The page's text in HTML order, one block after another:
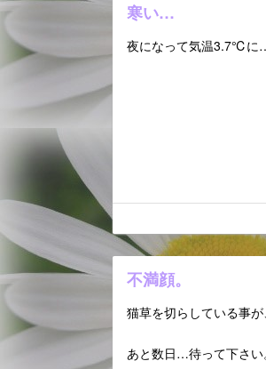
寒い…
夜になって気温3.7℃に
不満顔。
猫草を切らしている事が
あと数日…待って下さい